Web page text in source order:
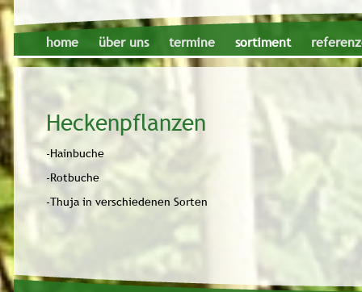
home über uns termine sortiment
Heckenpflanzen
-Hainbuche
-Rotbuche
-Thuja in verschiedenen Sorten